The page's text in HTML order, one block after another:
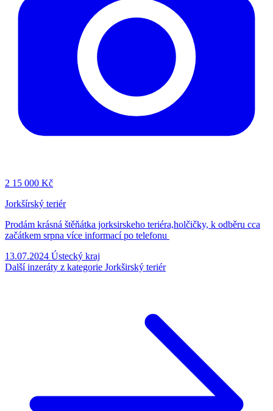
2 15 000 Kč
Jorkšírský teriér
Prodám krásná štěňátka jorksirskeho teriéra,holčičky, k odběru cca
začátkem srpna více informací po telefonu
13.07.2024 Ústecký kraj
Další inzeráty z kategorie Jorkširský teriér